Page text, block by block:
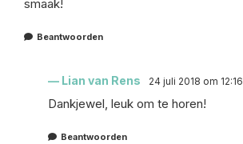
smaak!
Beantwoorden
Lian van Rens 24 juli 2018 om 12:16
Dankjewel, leuk om te horen!
Beantwoorden